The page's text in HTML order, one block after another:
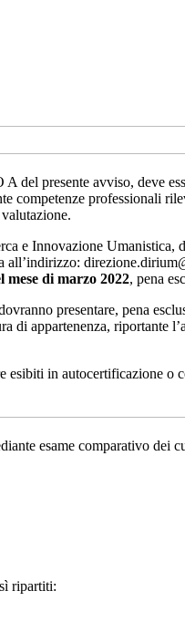
del presente avviso, deve
competenze professionali
e Innovazione Umanistica,
all’indirizzo:
mese di marzo 2022, pena
presentare, pena
di appartenenza, riportante
in autocertificazione o
esame comparativo dei
ripartiti: